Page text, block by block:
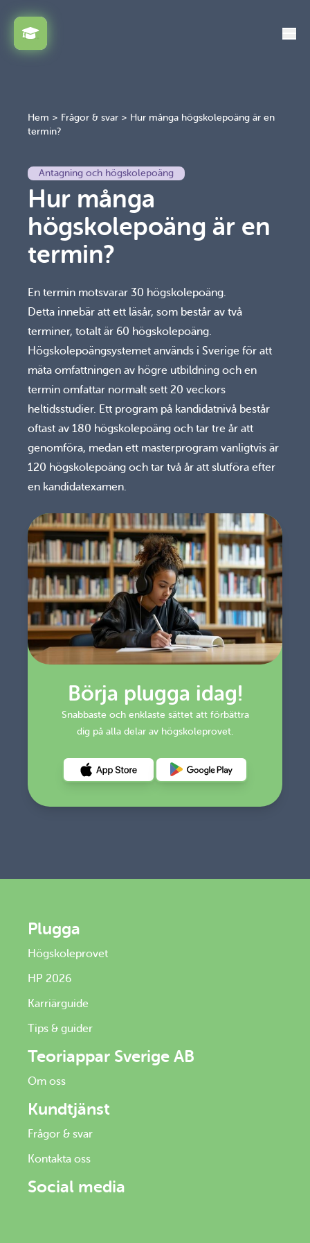
Växla
Hem > Frågor & svar > Hur många högskolepoäng är en
termin?
Antagning och högskolepoäng
Hur många
högskolepoäng är en
termin?
En termin motsvarar 30 högskolepoäng.
Detta innebär att ett läsår, som består av två
terminer, totalt är 60 högskolepoäng.
Högskolepoängsystemet används i Sverige för att
mäta omfattningen av högre utbildning och en
termin omfattar normalt sett 20 veckors
heltidsstudier. Ett program på kandidatnivå består
oftast av 180 högskolepoäng och tar tre år att
genomföra, medan ett masterprogram vanligtvis är
120 högskolepoäng och tar två år att slutföra efter
en kandidatexamen.
Börja plugga idag!
Snabbaste och enklaste sättet att förbättra
dig på alla delar av högskoleprovet.
Hämta det på Appstore Hämta det på Google Play
Plugga
Högskoleprovet
HP 2026
Karriärguide
Tips & guider
Teoriappar Sverige AB
Om oss
Kundtjänst
Frågor & svar
Kontakta oss
Social media